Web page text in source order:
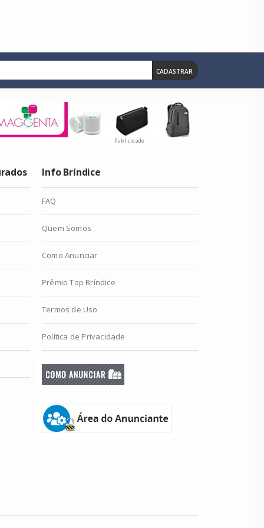
CADASTRAR
Publicidade
Info Bríndice
FAQ
Quem Somos
Como Anunciar
Prêmio Top Bríndice
Termos de Uso
Política de Privacidade